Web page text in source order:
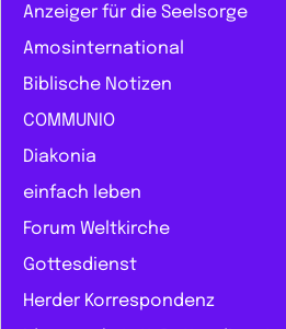
Anzeiger für die Seelsorge
Amosinternational
Biblische Notizen
COMMUNIO
Diakonia
einfach leben
Forum Weltkirche
Gottesdienst
Herder Korrespondenz